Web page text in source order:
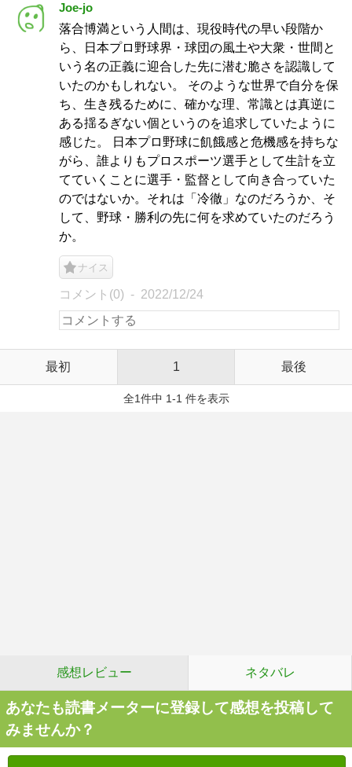
Joe-jo
落合博満という人間は、現役時代の早い段階か
ら、日本プロ野球界・球団の風土や大衆・世間と
いう名の正義に迎合した先に潜む脆さを認識して
いたのかもしれない。 そのような世界で自分を保
ち、生き残るために、確かな理、常識とは真逆に
ある揺るぎない個というのを追求していたように
感じた。 日本プロ野球に飢餓感と危機感を持ちな
がら、誰よりもプロスポーツ選手として生計を立
てていくことに選手・監督として向き合っていた
のではないか。それは「冷徹」なのだろうか、そ
して、野球・勝利の先に何を求めていたのだろう
か。
ナイス
コメント(0) 2022/12/24
最初 1 最後
全1件中 1-1 件を表示
感想レビュー ネタバレ
あなたも読書メーターに登録して感想を投稿して
みませんか？